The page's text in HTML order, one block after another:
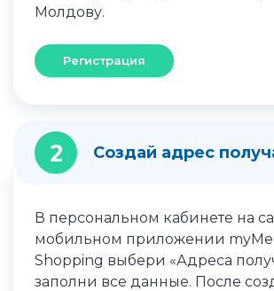
Молдову.
Регистрация
2 Создай адрес
В персональном кабинете на
мобильном приложении
Shopping выбери «Адреса
заполни все данные. После